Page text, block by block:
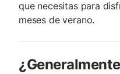
que necesitas para
meses de verano.